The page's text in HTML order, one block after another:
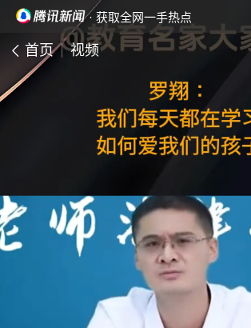
· 获取全网一手热点
首页 视频